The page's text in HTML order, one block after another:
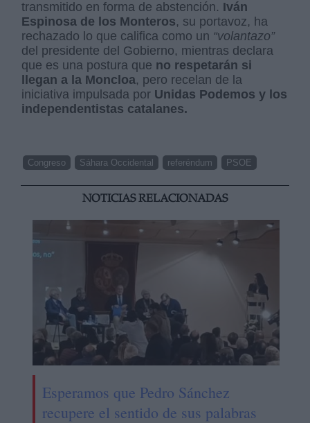
transmitido en forma de abstención. Iván
Espinosa de los Monteros, su portavoz, ha
rechazado lo que califica como un “volantazo”
del presidente del Gobierno, mientras declara
que es una postura que no respetarán si
llegan a la Moncloa, pero recelan de la
iniciativa impulsada por Unidas Podemos y los
independentistas catalanes.
Congreso Sáhara Occidental referéndum PSOE
NOTICIAS RELACIONADAS
Esperamos que Pedro Sánchez
recupere el sentido de sus palabras